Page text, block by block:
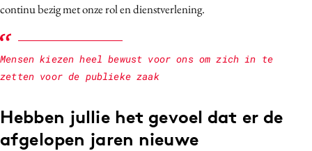
continu bezig met onze rol en dienstverlening.
Mensen kiezen heel bewust voor ons om zich in te
zetten voor de publieke zaak
Hebben jullie het gevoel dat er de
afgelopen jaren nieuwe